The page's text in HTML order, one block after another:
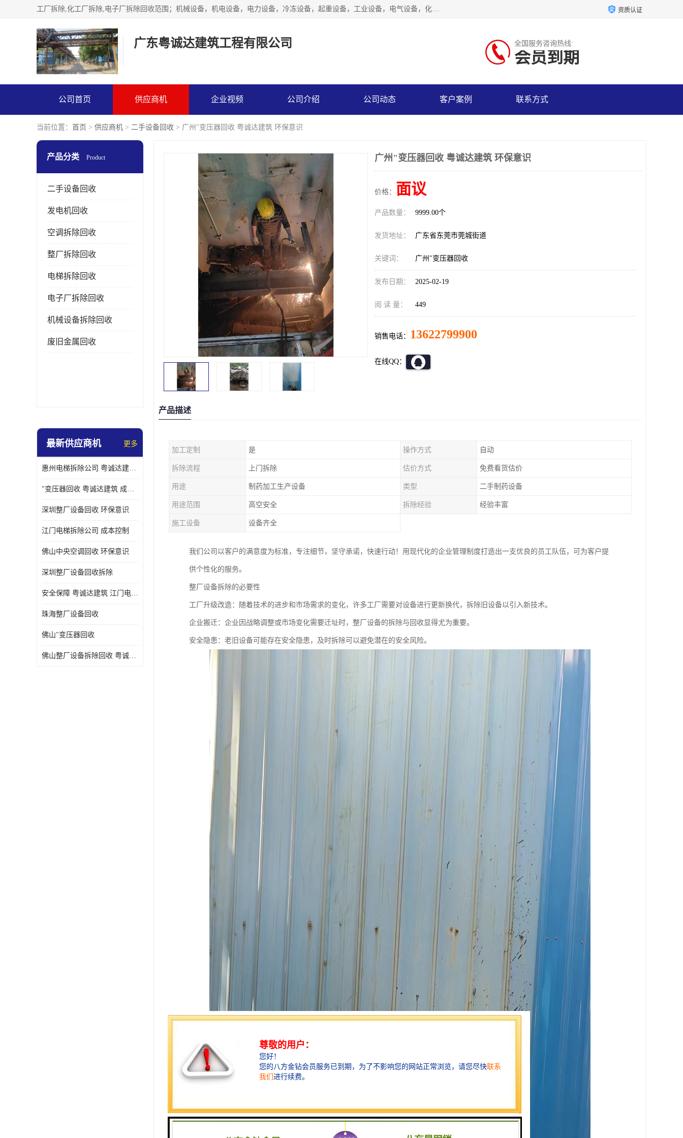
工厂拆除,化工厂拆除,电子厂拆除回收范围；机械设备，机电设备，电力设备，冷冻设备，起重设备，工业设备，电气设备，化工设备，木工设备，纺织设备，印染设备，水洗设备，电力物资，废旧金属，废旧物资，二手锅炉，二手电梯。 资质认证
广东粤诚达建筑工程有限公司 全国服务咨询热线:
会员到期
公司首页 供应商机 企业视频 公司介绍 公司动态 客户案例 联系方式
当前位置： 首页 > 供应商机 > 二手设备回收 > 广州"变压器回收 粤诚达建筑 环保意识
产品分类 Product
二手设备回收
发电机回收
空调拆除回收
整厂拆除回收
电梯拆除回收
电子厂拆除回收
机械设备拆除回收
废旧金属回收
最新供应商机 更多
惠州电梯拆除公司 粤诚达建筑 安全保障
"变压器回收 粤诚达建筑 成本控制
深圳整厂设备回收 环保意识
江门电梯拆除公司 成本控制
佛山中央空调回收 环保意识
深圳整厂设备回收拆除
安全保障 粤诚达建筑 江门电梯拆除公司
珠海整厂设备回收
佛山"变压器回收
佛山整厂设备拆除回收 粤诚达建筑 环保意识
广州"变压器回收 粤诚达建筑 环保意识
价格： 面议
产品数量： 9999.00个
发货地址： 广东省东莞市莞城街道
关键词： 广州"变压器回收
发布日期： 2025-02-19
阅 读 量： 449
销售电话： 13622799900
在线QQ：
产品描述
加工定制 是 操作方式 自动
拆除流程 上门拆除 估价方式 免费看货估价
用途 制药加工生产设备 类型 二手制药设备
用途范围 高空安全 拆除经验 经验丰富
施工设备 设备齐全
我们公司以客户的满意度为标准，专注细节，坚守承诺，快速行动！用现代化的企业管理制度打造出一支优良的员工队伍，可为客户提
供个性化的服务。
整厂设备拆除的必要性
工厂升级改造：随着技术的进步和市场需求的变化，许多工厂需要对设备进行更新换代，拆除旧设备以引入新技术。
企业搬迁：企业因战略调整或市场变化需要迁址时，整厂设备的拆除与回收显得尤为重要。
安全隐患：老旧设备可能存在安全隐患，及时拆除可以避免潜在的安全风险。